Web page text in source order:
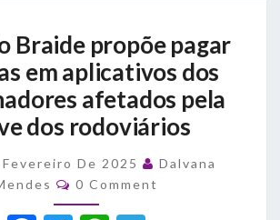
Braide
propõe
pagar
corridas
em
dos
trabalhadores
afetados
Braide propõe pagar
em aplicativos dos
afetados pela
dos rodoviários
Fevereiro De 2025
Dalvana
Comments
0 Comment